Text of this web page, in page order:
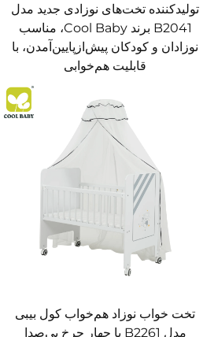
تولیدکننده تخت‌های نوزادی جدید مدل
B2041 برند Cool Baby، مناسب
نوزادان و کودکان پیش‌ازپایین‌آمدن، با
قابلیت هم‌خوابی
تخت خواب نوزاد هم‌خواب کول بیبی
مدل B2261 با چهار چرخ بی‌صدا